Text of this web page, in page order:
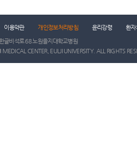
이용약관 개인정보처리방침 윤리강령
환자
글비석로 68 노원을지대학교병원
CENTER, EULJI UNIVERSITY. ALL RIGHTS